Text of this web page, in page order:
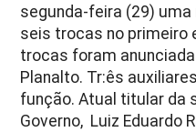
segunda-feira (29)
seis trocas no primeiro
trocas foram
Planalto. Tr:ês
função. Atual titular da
Governo, Luiz Eduardo